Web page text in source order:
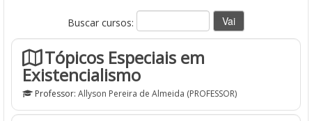
Buscar cursos:
Tópicos Especiais em
Existencialismo
Professor: Allyson Pereira de Almeida (PROFESSOR)